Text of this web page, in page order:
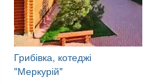
Грибівка, котеджі
"Меркурій"